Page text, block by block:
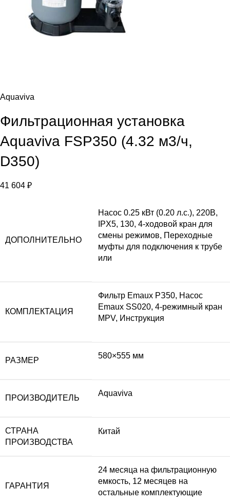
Aquaviva
Фильтрационная установка
Aquaviva FSP350 (4.32 м3/ч,
D350)
41 604 ₽
ДОПОЛНИТЕЛЬНО
Насос 0.25 кВт (0.20 л.с.), 220В,
IPX5, 130, 4-ходовой кран для
смены режимов, Переходные
муфты для подключения к трубе
или
КОМПЛЕКТАЦИЯ
Фильтр Emaux PЗ50, Насос
Emaux SS020, 4-режимный кран
MPV, Инструкция
РАЗМЕР
580×555 мм
ПРОИЗВОДИТЕЛЬ
Aquaviva
СТРАНА
ПРОИЗВОДСТВА
Китай
ГАРАНТИЯ
24 месяца на фильтрационную
емкость, 12 месяцев на
остальные комплектующие